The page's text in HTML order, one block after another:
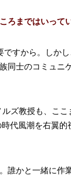
まではいって
すから。しかし
同士のコミュニ
ズ教授も、こ
代風潮を右翼
誰かと一緒に作